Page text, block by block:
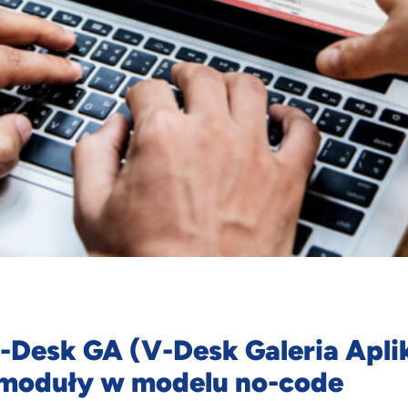
GA (V-Desk Galeria
w modelu no-code